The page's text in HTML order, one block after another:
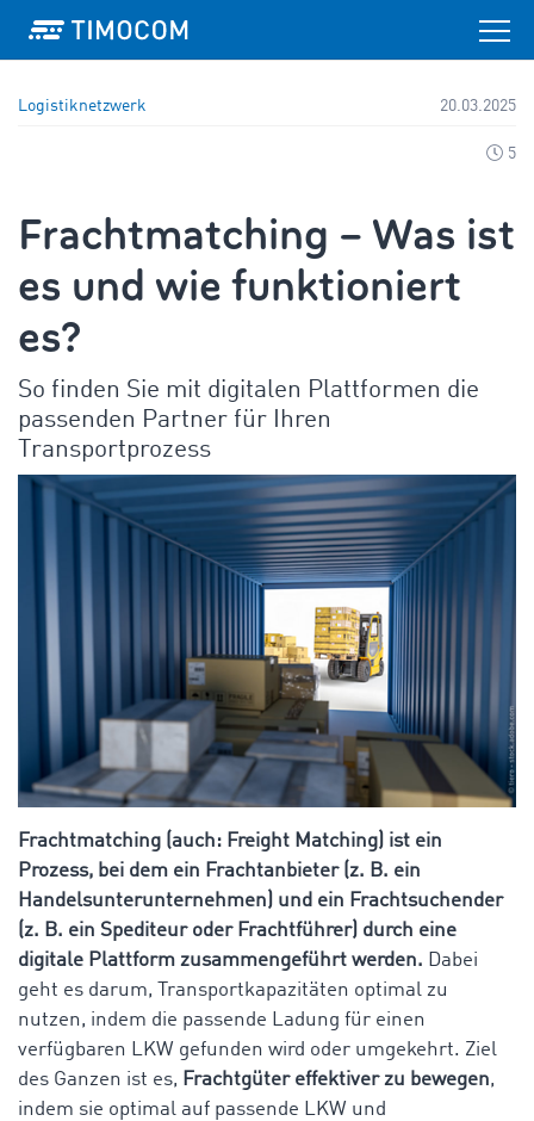
Logistiknetzwerk 20.03.2025
5
Frachtmatching – Was ist
es und wie funktioniert
es?
So finden Sie mit digitalen Plattformen die
passenden Partner für Ihren
Transportprozess
Frachtmatching (auch: Freight Matching) ist ein
Prozess, bei dem ein Frachtanbieter (z. B. ein
Handelsunterunternehmen) und ein Frachtsuchender
(z. B. ein Spediteur oder Frachtführer) durch eine
digitale Plattform zusammengeführt werden. Dabei
geht es darum, Transportkapazitäten optimal zu
nutzen, indem die passende Ladung für einen
verfügbaren LKW gefunden wird oder umgekehrt. Ziel
des Ganzen ist es, Frachtgüter effektiver zu bewegen,
indem sie optimal auf passende LKW und